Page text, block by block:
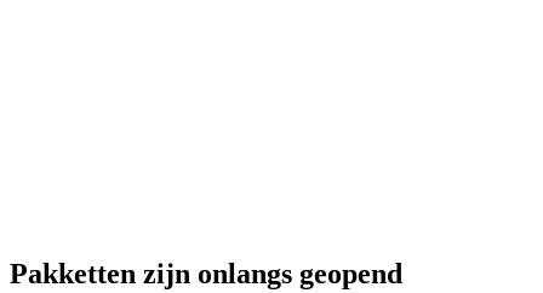
Pakketten zijn onlangs geopend